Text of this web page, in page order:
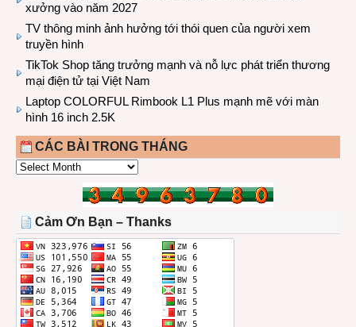
xưởng vào năm 2027
TV thông minh ảnh hưởng tới thói quen của người xem
truyền hình
TikTok Shop tăng trưởng mạnh và nỗ lực phát triển thương
mại điện tử tại Việt Nam
Laptop COLORFUL Rimbook L1 Plus mạnh mẽ với màn
hình 16 inch 2.5K
CÁC BÀI TRONG THÁNG
CÁC
THÁNG
Cảm Ơn Bạn – Thanks